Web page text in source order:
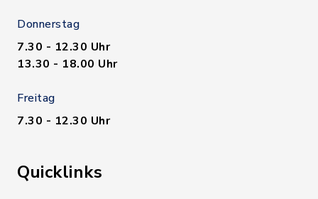
Donnerstag
7.30 - 12.30 Uhr
13.30 - 18.00 Uhr
Freitag
7.30 - 12.30 Uhr
Quicklinks